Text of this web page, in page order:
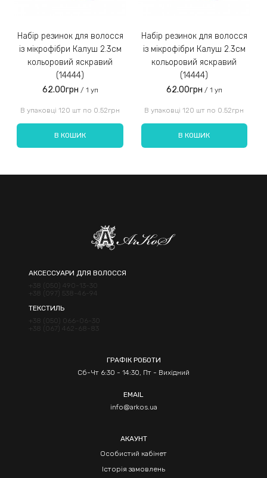
Введіть код, вказаний на зображенні:
Набір резинок для волосся
із мікрофібри Калуш 2.3см
кольоровий яскравий
(14444)
62.00грн / 1 уп
В упаковці 120 шт по 0.52грн
В КОШИК
Набір резинок для волосся
із мікрофібри Калуш 2.3см
кольоровий яскравий
(14444)
62.00грн / 1 уп
В упаковці 120 шт по 0.52грн
В КОШИК
АКСЕССУАРИ ДЛЯ ВОЛОССЯ
+38 (050) 490-13-30
+38 (097) 538-46-94
ТЕКСТИЛЬ
+38 (050) 066-06-30
+38 (067) 462-68-83
ГРАФІК РОБОТИ
Сб-Чт 6:30 - 14:30, Пт - Вихідний
EMAIL
info@arkos.ua
АКАУНТ
Особистий кабінет
Історія замовлень